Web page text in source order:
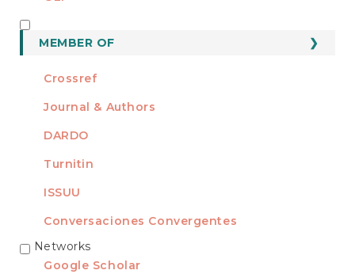
MEMBER OF
Crossref
Journal & Authors
DARDO
Turnitin
ISSUU
Conversaciones Convergentes
REDES
Networks
Google Scholar